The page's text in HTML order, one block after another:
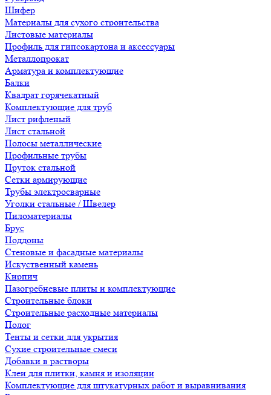
Шифер
Материалы для сухого строительства
Листовые материалы
Профиль для гипсокартона и аксессуары
Металлопрокат
Арматура и комплектующие
Балки
Квадрат горячекатный
Комплектующие для труб
Лист рифленый
Лист стальной
Полосы металлические
Профильные трубы
Пруток стальной
Сетки армирующие
Трубы электросварные
Уголки стальные / Швелер
Пиломатериалы
Брус
Поддоны
Стеновые и фасадные материалы
Искуственный камень
Кирпич
Пазогребневые плиты и комплектующие
Строительные блоки
Строительные расходные материалы
Полог
Тенты и сетки для укрытия
Сухие строительные смеси
Добавки в растворы
Клеи для плитки, камня и изоляции
Комплектующие для штукатурных работ и выравнивания